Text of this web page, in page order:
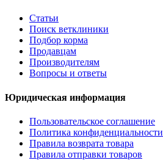
Статьи
Поиск ветклиники
Подбор корма
Продавцам
Производителям
Вопросы и ответы
Юридическая информация
Пользовательское соглашение
Политика конфиденциальности
Правила возврата товара
Правила отправки товаров